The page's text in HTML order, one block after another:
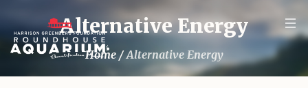
Alternative Energy
Home /Alternative Energy